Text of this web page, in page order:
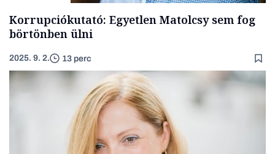
Korrupciókutató: Egyetlen Matolcsy sem fog
börtönben ülni
2025. 9. 2. 13 perc